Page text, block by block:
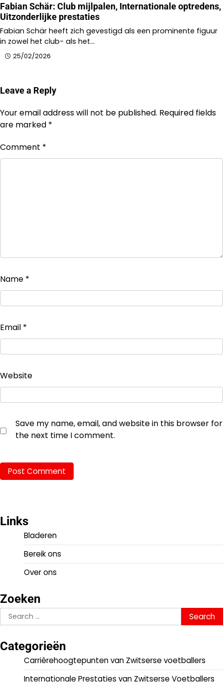
Fabian Schär: Club mijlpalen, Internationale optredens,
Uitzonderlijke prestaties
Fabian Schär heeft zich gevestigd als een prominente figuur
in zowel het club- als het…
25/02/2026
Leave a Reply
Your email address will not be published. Required fields
are marked *
Comment *
Name *
Email *
Website
Save my name, email, and website in this browser for
the next time I comment.
Links
Bladeren
Bereik ons
Over ons
Zoeken
Search
for:
Categorieën
Carrièrehoogtepunten van Zwitserse voetballers
Internationale Prestaties van Zwitserse Voetballers